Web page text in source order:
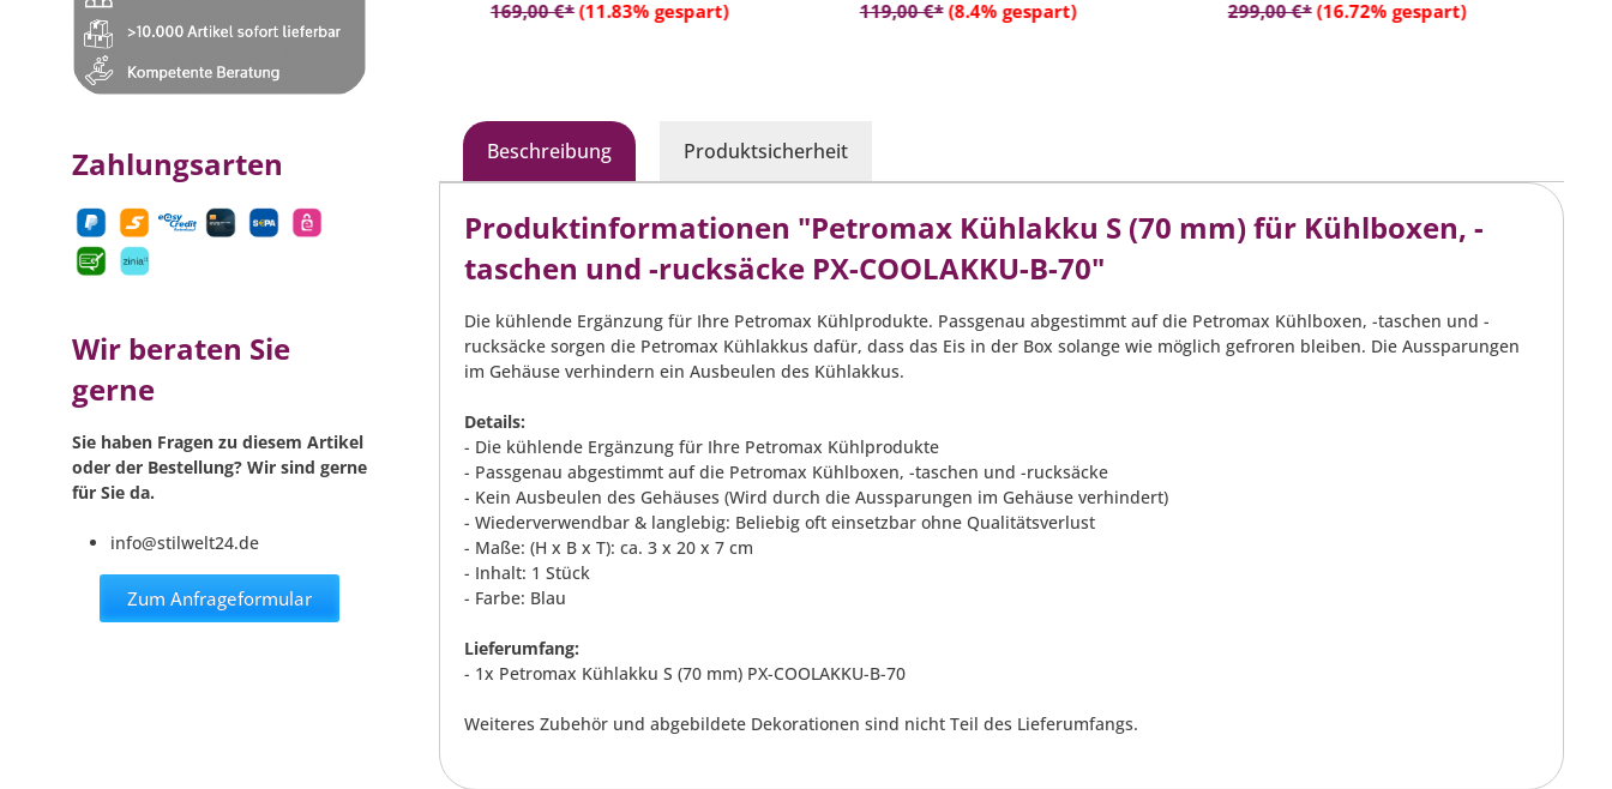
Zahlungsarten
Wir beraten Sie
gerne
Sie haben Fragen zu diesem Artikel
oder der Bestellung? Wir sind gerne
für Sie da.
info@stilwelt24.de
Zum Anfrageformular
Qualitätsverlust
- Maße: (H x B x T): ca. 3 x 21 x 14
und verstellbaren Schultergurten
169,00 €* (11.83% gespart)
In den Warenkorb
kg Eis oder 6x 0,5 Liter PET-
Flaschen)
119,00 €* (8.4% gespart)
In den Warenkorb
die doppelwandige Konstruktion
- Rutschfeste Deckeloberfläche
299,00 €* (16.72% gespart)
In den Warenkorb
Beschreibung Produktsicherheit
Produktinformationen "Petromax Kühlakku S (70 mm) für Kühlboxen, -
taschen und -rucksäcke PX-COOLAKKU-B-70"
Die kühlende Ergänzung für Ihre Petromax Kühlprodukte. Passgenau abgestimmt auf die Petromax Kühlboxen, -taschen und -
rucksäcke sorgen die Petromax Kühlakkus dafür, dass das Eis in der Box solange wie möglich gefroren bleiben. Die Aussparungen
im Gehäuse verhindern ein Ausbeulen des Kühlakkus.
Details:
- Die kühlende Ergänzung für Ihre Petromax Kühlprodukte
- Passgenau abgestimmt auf die Petromax Kühlboxen, -taschen und -rucksäcke
- Kein Ausbeulen des Gehäuses (Wird durch die Aussparungen im Gehäuse verhindert)
- Wiederverwendbar & langlebig: Beliebig oft einsetzbar ohne Qualitätsverlust
- Maße: (H x B x T): ca. 3 x 20 x 7 cm
- Inhalt: 1 Stück
- Farbe: Blau
Lieferumfang:
- 1x Petromax Kühlakku S (70 mm) PX-COOLAKKU-B-70
Weiteres Zubehör und abgebildete Dekorationen sind nicht Teil des Lieferumfangs.